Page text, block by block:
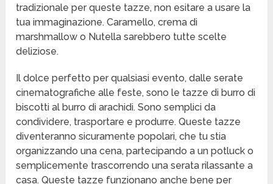
tradizionale per queste tazze, non esitare a usare la
tua immaginazione. Caramello, crema di
marshmallow o Nutella sarebbero tutte scelte
deliziose.
Il dolce perfetto per qualsiasi evento, dalle serate
cinematografiche alle feste, sono le tazze di burro di
biscotti al burro di arachidi. Sono semplici da
condividere, trasportare e produrre. Queste tazze
diventeranno sicuramente popolari, che tu stia
organizzando una cena, partecipando a un potluck o
semplicemente trascorrendo una serata rilassante a
casa. Queste tazze funzionano anche bene per